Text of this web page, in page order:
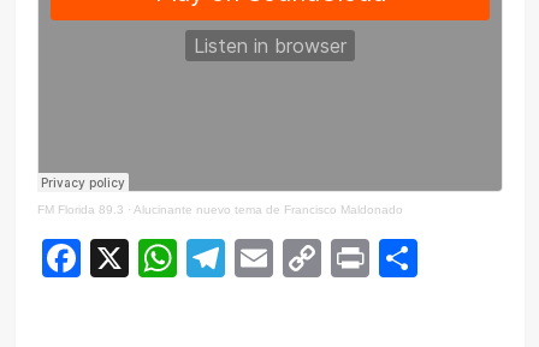
FM Florida 89.3 · Alucinante nuevo tema de Francisco Maldonado
Facebook
X WhatsApp
Telegram
EmailCopy
Print